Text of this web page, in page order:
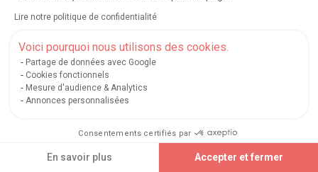
Lire notre politique de confidentialité
Voici pourquoi nous utilisons des cookies.
Partage de données avec Google
Cookies fonctionnels
Mesure d'audience & Analytics
Annonces personnalisées
Consentements certifiés par
En savoir plus Accepter et fermer
Existe en plusieurs modèles Existe en plusieurs modèles
Vous avez vu60articles sur 344
Afficher plus d’articles
< 1 2 3 ... 6 >